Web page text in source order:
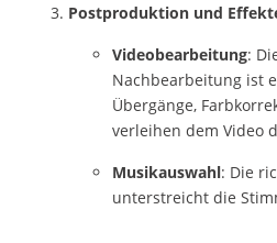
Postproduktion und
Videobearbeitung:
Nachbearbeitung ist
Übergänge,
verleihen dem Video
Musikauswahl: Die
unterstreicht die